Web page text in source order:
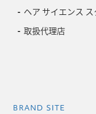
ヘア サイエンス
取扱代理店
BRAND SITE